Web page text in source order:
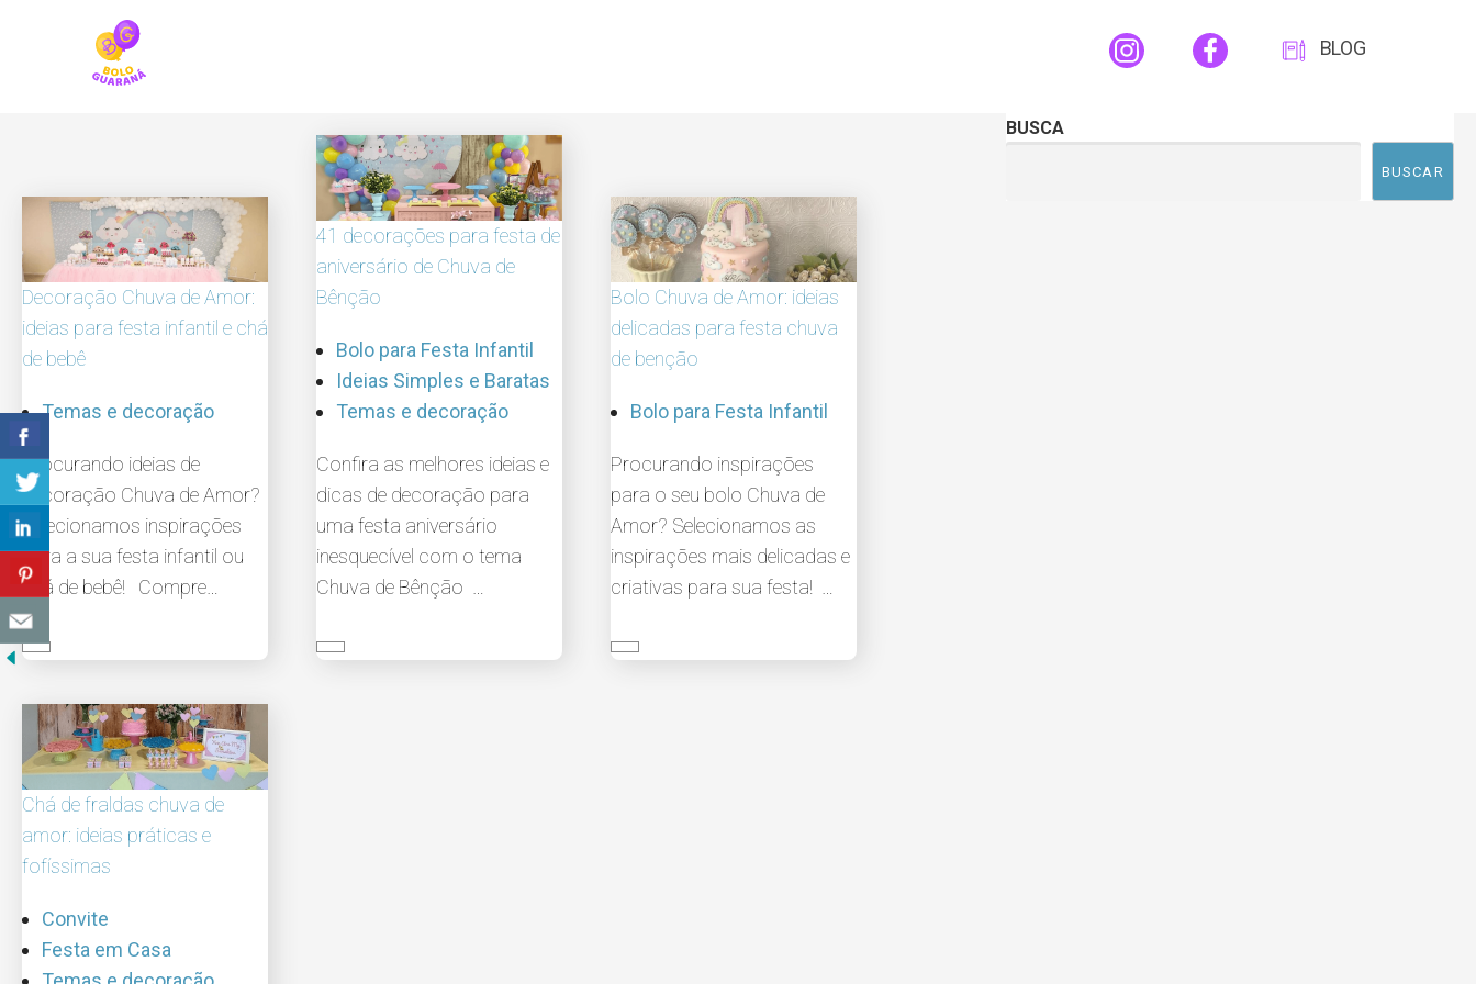
BLOG
Decoração Chuva de Amor:
ideias para festa infantil e chá
de bebê
Temas e decoração
Procurando ideias de
decoração Chuva de Amor?
Selecionamos inspirações
para a sua festa infantil ou
chá de bebê! Compre…
41 decorações para festa de
aniversário de Chuva de
Bênção
Bolo para Festa Infantil
Ideias Simples e Baratas
Temas e decoração
Confira as melhores ideias e
dicas de decoração para
uma festa aniversário
inesquecível com o tema
Chuva de Bênção …
Bolo Chuva de Amor: ideias
delicadas para festa chuva
de benção
Bolo para Festa Infantil
Procurando inspirações
para o seu bolo Chuva de
Amor? Selecionamos as
inspirações mais delicadas e
criativas para sua festa! …
Chá de fraldas chuva de
amor: ideias práticas e
fofíssimas
Convite
Festa em Casa
BUSCA
BUSCAR